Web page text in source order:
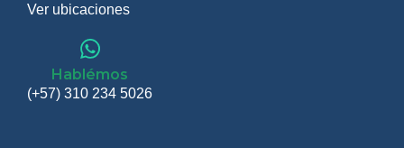
Ver ubicaciones
Hablémos
(+57) 310 234 5026